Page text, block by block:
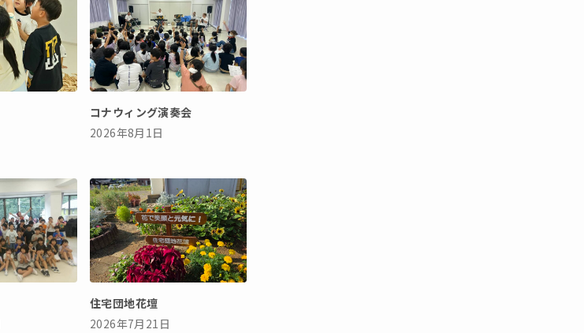
コナウィング演奏会
2026年8月1日
住宅団地花壇
2026年7月21日